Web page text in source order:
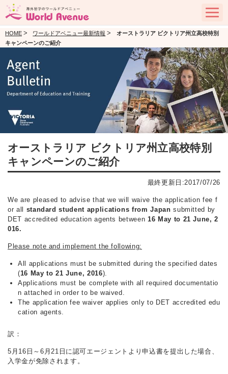
HOME > ワールドアベニュー最新情報 >
オーストラリア ビクトリア州立高校特別
キャンペーンのご紹介
オーストラリア ビクトリア州立高校特別
キャンペーンのご紹介
最終更新日:2017/07/26
We are pleased to advise that we will waive the application fee f
or all standard student applications from Japansubmitted by
DET accredited education agents between 16 May to 21 June, 2
016.
Please note and implement the following:
All applications must be submitted during the specified dates
(16 May to 21 June, 2016).
Applications must be complete with all required documentatio
n attached in order to be waived.
The application fee waiver applies only to DET accredited edu
cation agents.
訳：
5月16日～6月21日に認可エージェントより申込書を提出した場合、
入学金が免除されます。